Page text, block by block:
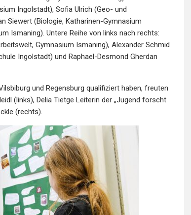
Ingolstadt), Sofia Ulrich (Geo- und
Siewert (Biologie, Katharinen-Gymnasium
Ismaning). Untere Reihe von links nach rechts:
Gymnasium Ismaning), Alexander Schmid
Ingolstadt) und Raphael-Desmond Gherdan
und Regensburg qualifiziert haben, freuten
(links), Delia Tietge Leiterin der „Jugend forscht
(rechts).